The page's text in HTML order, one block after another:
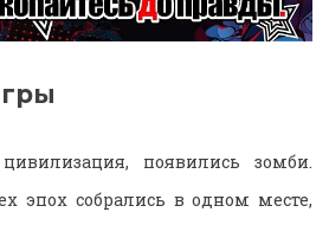
появились зомби.
эпох собрались в одном месте,